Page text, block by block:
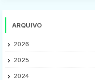
ARQUIVO
2026
2025
2024